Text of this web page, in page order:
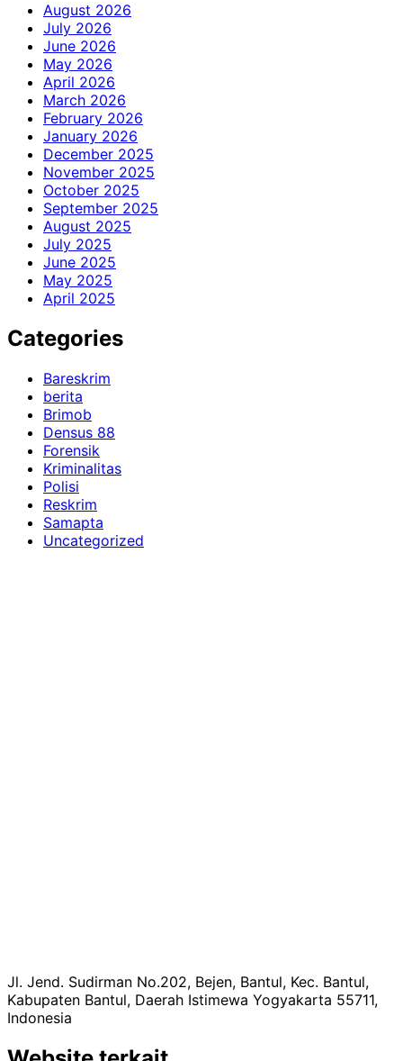
August 2026
July 2026
June 2026
May 2026
April 2026
March 2026
February 2026
January 2026
December 2025
November 2025
October 2025
September 2025
August 2025
July 2025
June 2025
May 2025
April 2025
Categories
Bareskrim
berita
Brimob
Densus 88
Forensik
Kriminalitas
Polisi
Reskrim
Samapta
Uncategorized
Jl. Jend. Sudirman No.202, Bejen, Bantul, Kec. Bantul,
Kabupaten Bantul, Daerah Istimewa Yogyakarta 55711,
Indonesia